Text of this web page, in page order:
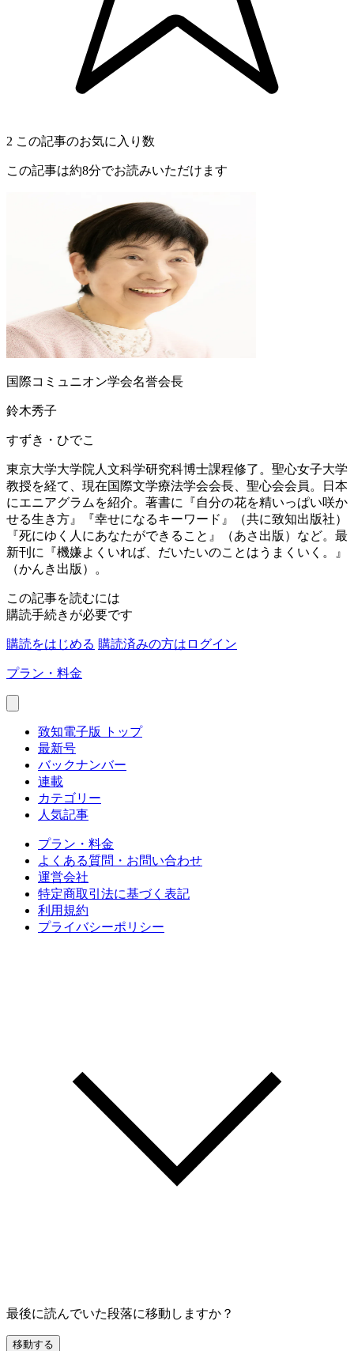
2 この記事のお気に入り数
この記事は約8分でお読みいただけます
国際コミュニオン学会名誉会長
鈴木秀子
すずき・ひでこ
東京大学大学院人文科学研究科博士課程修了。聖心女子大学
教授を経て、現在国際文学療法学会会長、聖心会会員。日本
にエニアグラムを紹介。著書に『自分の花を精いっぱい咲か
せる生き方』『幸せになるキーワード』（共に致知出版社）
『死にゆく人にあなたができること』（あさ出版）など。最
新刊に『機嫌よくいれば、だいたいのことはうまくいく。』
（かんき出版）。
この記事を読むには
購読手続きが必要です
購読をはじめる 購読済みの方はログイン
プラン・料金
致知電子版 トップ
最新号
バックナンバー
連載
カテゴリー
人気記事
プラン・料金
よくある質問・お問い合わせ
運営会社
特定商取引法に基づく表記
利用規約
プライバシーポリシー
最後に読んでいた段落に移動しますか？
移動する